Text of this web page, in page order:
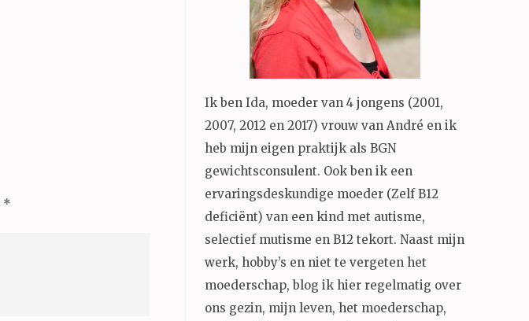
*
Ik ben Ida, moeder van 4 jongens (2001,
2007, 2012 en 2017) vrouw van André en ik
heb mijn eigen praktijk als BGN
gewichtsconsulent. Ook ben ik een
ervaringsdeskundige moeder (Zelf B12
deficiënt) van een kind met autisme,
selectief mutisme en B12 tekort. Naast mijn
werk, hobby’s en niet te vergeten het
moederschap, blog ik hier regelmatig over
ons gezin, mijn leven, het moederschap,